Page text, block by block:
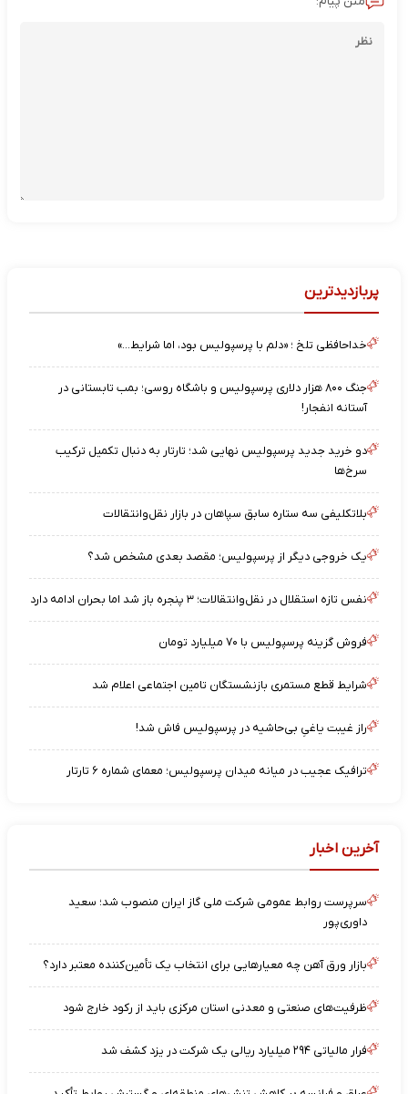
پربازدیدترین
خداحافظی تلخ ؛ «دلم با پرسپولیس بود، اما شرایط…»
جنگ ۸۰۰ هزار دلاری پرسپولیس و باشگاه روسی؛ بمب تابستانی در
آستانه انفجار!
دو خرید جدید پرسپولیس نهایی شد؛ تارتار به دنبال تکمیل ترکیب
سرخ‌ها
بلاتکلیفی سه ستاره سابق سپاهان در بازار نقل‌وانتقالات
یک خروجی دیگر از پرسپولیس؛ مقصد بعدی مشخص شد؟
نفس تازه استقلال در نقل‌وانتقالات؛ ۳ پنجره باز شد اما بحران ادامه دارد
فروش گزینه پرسپولیس با ۷۰ میلیارد تومان
شرایط قطع مستمری بازنشستگان تامین اجتماعی اعلام شد
راز غیبت یاغیِ بی‌حاشیه در پرسپولیس فاش شد!
ترافیک عجیب در میانه میدان پرسپولیس؛ معمای شماره ۶ تارتار
آخرین اخبار
سرپرست روابط عمومی شرکت ملی گاز ایران منصوب شد؛ سعید
داوری‌پور
بازار ورق آهن چه معیارهایی برای انتخاب یک تأمین‌کننده معتبر دارد؟
ظرفیت‌های صنعتی و معدنی استان مرکزی باید از رکود خارج شود
فرار مالیاتی ۲۹۴ میلیارد ریالی یک شرکت در یزد کشف شد